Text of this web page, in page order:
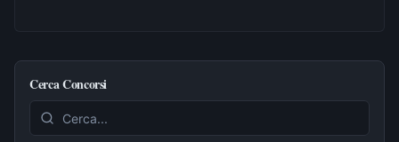
Cerca Concorsi